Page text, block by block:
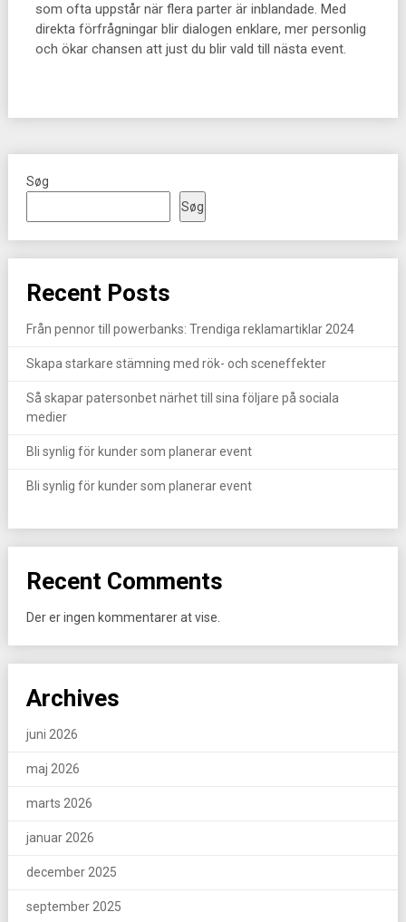
som ofta uppstår när flera parter är inblandade. Med
direkta förfrågningar blir dialogen enklare, mer personlig
och ökar chansen att just du blir vald till nästa event.
Søg
Søg
Recent Posts
Från pennor till powerbanks: Trendiga reklamartiklar 2024
Skapa starkare stämning med rök- och sceneffekter
Så skapar patersonbet närhet till sina följare på sociala
medier
Bli synlig för kunder som planerar event
Bli synlig för kunder som planerar event
Recent Comments
Der er ingen kommentarer at vise.
Archives
juni 2026
maj 2026
marts 2026
januar 2026
december 2025
september 2025